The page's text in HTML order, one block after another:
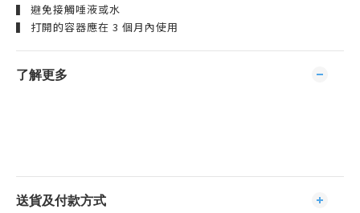
▍ 避免接觸唾液或水
▍ 打開的容器應在 3 個月內使用
了解更多
送貨及付款方式